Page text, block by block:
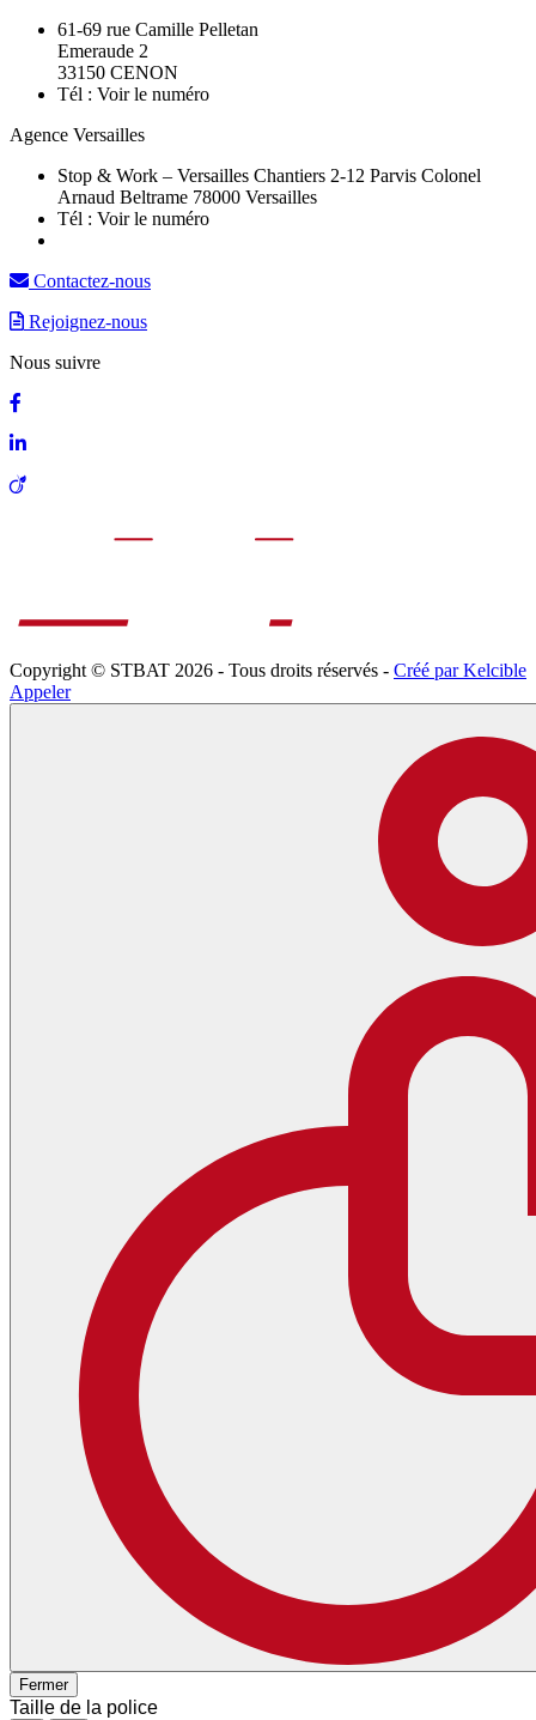
61-69 rue Camille Pelletan
Emeraude 2
33150 CENON
Tél : Voir le numéro
Agence Versailles
Stop & Work – Versailles Chantiers 2-12 Parvis Colonel
Arnaud Beltrame 78000 Versailles
Tél : Voir le numéro
Contactez-nous
Rejoignez-nous
Nous suivre
Copyright © STBAT 2026 - Tous droits réservés - Créé par Kelcible
Appeler
Fermer
Taille de la police